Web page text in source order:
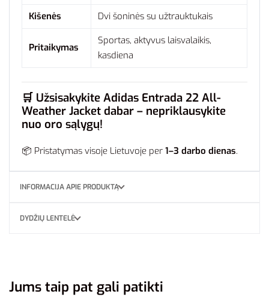
Kišenės Dvi šoninės su užtrauktukais
Pritaikymas
Sportas, aktyvus laisvalaikis,
kasdiena
🛒 Užsisakykite Adidas Entrada 22 All-
Weather Jacket dabar – nepriklausykite
nuo oro sąlygų!
📦 Pristatymas visoje Lietuvoje per 1–3 darbo dienas.
INFORMACIJA APIE PRODUKTĄ
DYDŽIŲ LENTELĖ
Jums taip pat gali patikti